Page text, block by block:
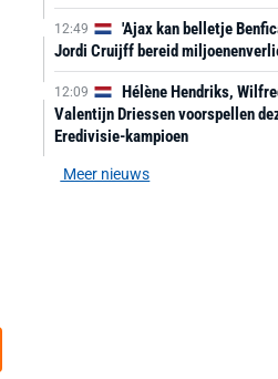
12:49
'Ajax kan belletje
Jordi Cruijff bereid
12:09
Hélène Hendriks,
Valentijn Driessen voorspellen
Eredivisie-kampioen
Meer nieuws